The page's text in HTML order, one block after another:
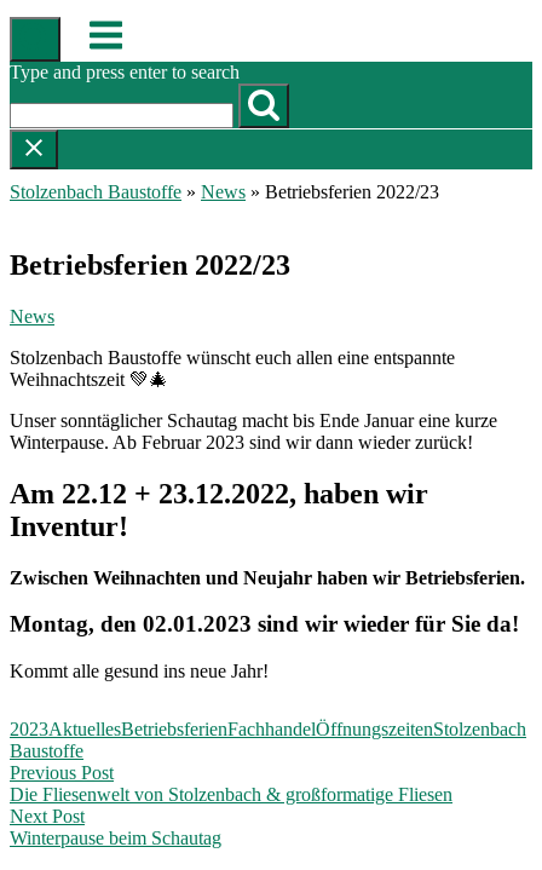
Skip
content
Menu
Type and press enter to search
Stolzenbach Baustoffe » News » Betriebsferien 2022/23
Betriebsferien 2022/23
News
Stolzenbach Baustoffe wünscht euch allen eine entspannte
Weihnachtszeit 💚🎄
Unser sonntäglicher Schautag macht bis Ende Januar eine kurze
Winterpause. Ab Februar 2023 sind wir dann wieder zurück!
Am 22.12 + 23.12.2022, haben wir
Inventur!
Zwischen Weihnachten und Neujahr haben wir Betriebsferien.
Montag, den 02.01.2023 sind wir wieder für Sie da!
Kommt alle gesund ins neue Jahr!
2023AktuellesBetriebsferienFachhandelÖffnungszeitenStolzenbach
Baustoffe
Post
navigation
Previous Post
Die Fliesenwelt von Stolzenbach & großformatige Fliesen
Next Post
Winterpause beim Schautag